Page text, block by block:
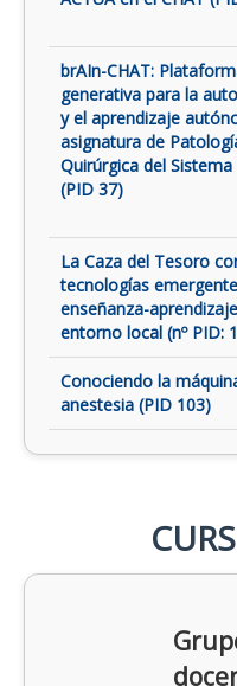
brAIn-CHAT:
generativa para la
y el aprendizaje
asignatura de
Quirúrgica del
(PID 37)
La Caza del Tesoro
tecnologías
enseñanza-
entorno local (nº PID:
Conociendo la
anestesia (PID 103)